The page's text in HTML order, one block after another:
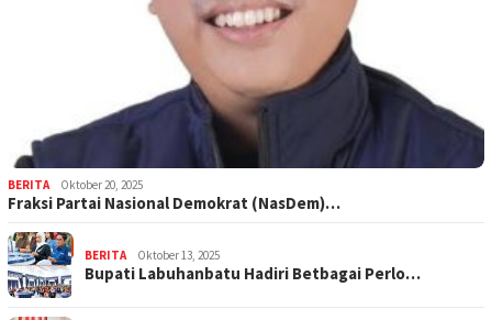
BERITA Oktober 20, 2025
Fraksi Partai Nasional Demokrat (NasDem)…
BERITA Oktober 13, 2025
Bupati Labuhanbatu Hadiri Betbagai Perlo…